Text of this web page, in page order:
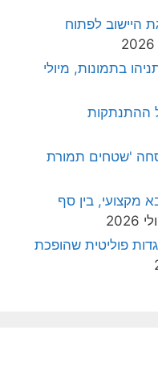
היישוב לפתוח
בתמונות, מיולי
ההתנתקות
'שטחים תמורת
מקצועי, בין סף
פוליטית שהופכת